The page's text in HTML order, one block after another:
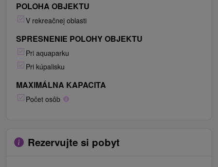
POLOHA OBJEKTU
V rekreačnej oblasti
SPRESNENIE POLOHY OBJEKTU
Pri aquaparku
Pri kúpalisku
MAXIMÁLNA KAPACITA
Počet osôb
Rezervujte si pobyt